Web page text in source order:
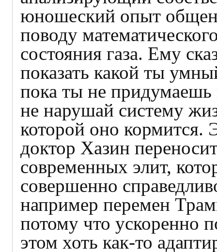
юношеский опыт
поводу
состояния газа. Ему
показать какой ты
пока ты не придумаешь
не нарушай систему
которой оно кормится.
доктор Хазин
современных элит,
совершенно
например перемен
потому что ускоренно
этом хоть как-то